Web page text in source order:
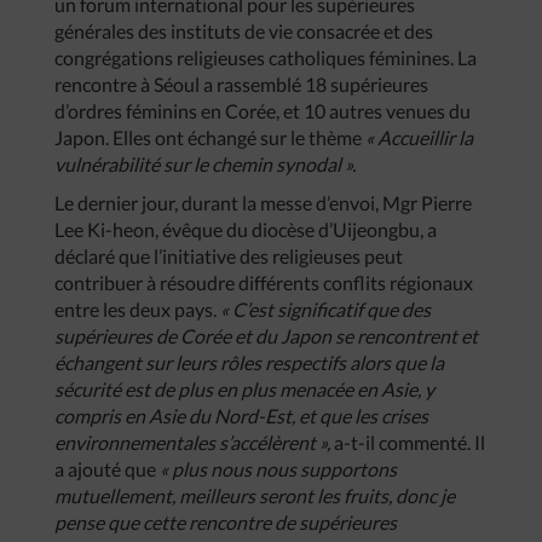
générales des instituts de vie consacrée et des
congrégations religieuses catholiques féminines. La
rencontre à Séoul a rassemblé 18 supérieures
d’ordres féminins en Corée, et 10 autres venues du
Japon. Elles ont échangé sur le thème « Accueillir la
vulnérabilité sur le chemin synodal ».
Le dernier jour, durant la messe d’envoi, Mgr Pierre
Lee Ki-heon, évêque du diocèse d’Uijeongbu, a
déclaré que l’initiative des religieuses peut
contribuer à résoudre différents conflits régionaux
entre les deux pays. « C’est significatif que des
supérieures de Corée et du Japon se rencontrent et
échangent sur leurs rôles respectifs alors que la
sécurité est de plus en plus menacée en Asie, y
compris en Asie du Nord-Est, et que les crises
environnementales s’accélèrent », a-t-il commenté. Il
a ajouté que « plus nous nous supportons
mutuellement, meilleurs seront les fruits, donc je
pense que cette rencontre de supérieures